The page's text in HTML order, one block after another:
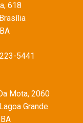
618
5441
Mota, 2060
Grande